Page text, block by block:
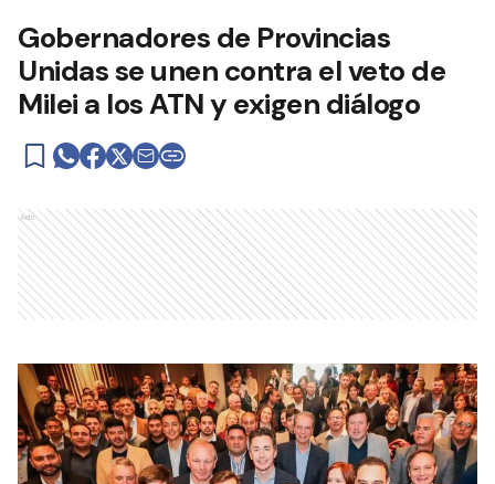
Gobernadores de Provincias
Unidas se unen contra el veto de
Milei a los ATN y exigen diálogo
Ads